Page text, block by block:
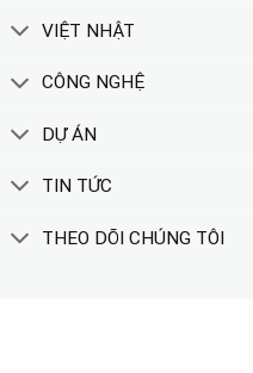
VIỆT NHẬT
CÔNG NGHỆ
DỰ ÁN
TIN TỨC
THEO DÕI CHÚNG TÔI